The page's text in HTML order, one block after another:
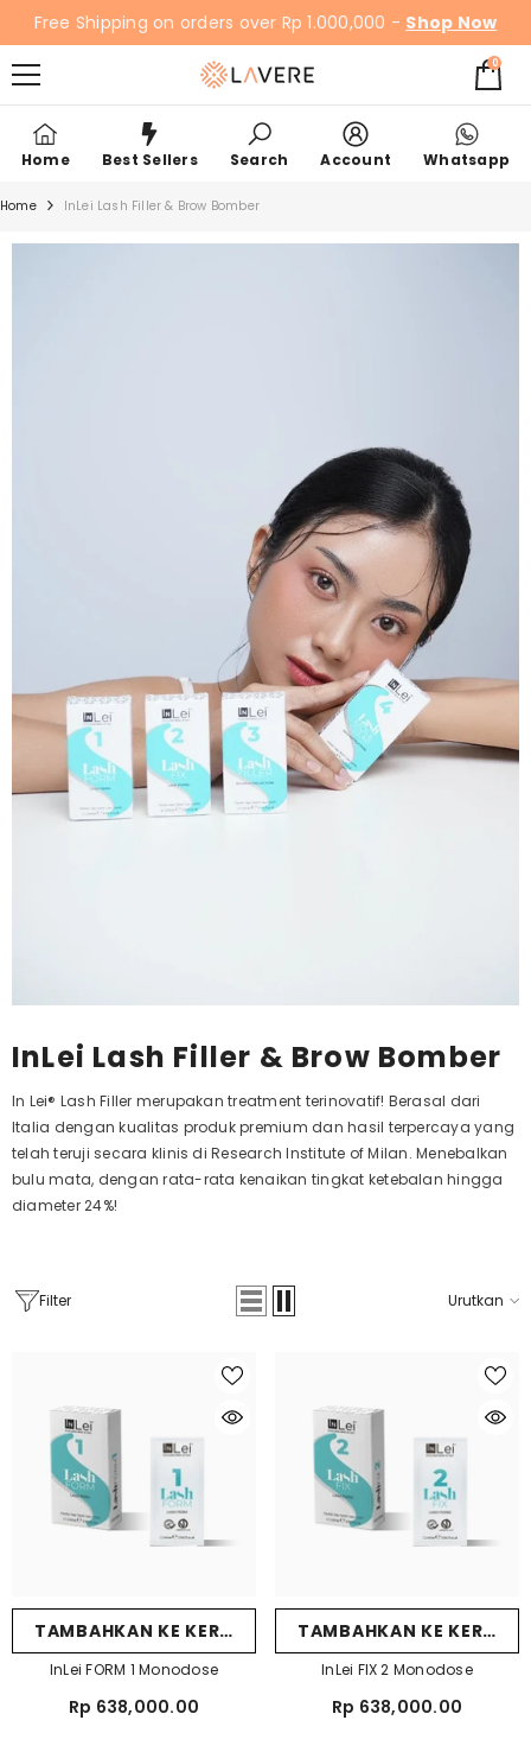
LANGSUNG KE KONTEN
Free Shipping on orders over Rp 1.000,000 - Shop Now
00
item
Home Best Sellers Search Account Whatsapp
Home InLei Lash Filler & Brow Bomber
InLei Lash Filler & Brow Bomber
In Lei® Lash Filler merupakan treatment terinovatif! Berasal dari
Italia dengan kualitas produk premium dan hasil terpercaya yang
telah teruji secara klinis di Research Institute of Milan. Menebalkan
bulu mata, dengan rata-rata kenaikan tingkat ketebalan hingga
diameter 24%!
Filter Urutkan
TAMBAHKAN KE KERANJANG
InLei FORM 1 Monodose
Rp 638,000.00
TAMBAHKAN KE
InLei FIX 2 Monodose
Rp 638,000.00